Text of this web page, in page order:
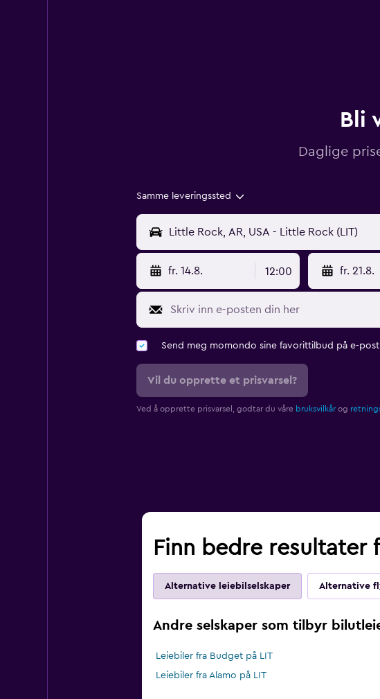
Bli
Daglige
Samme leveringssted
fr. 14.8. 12:00 fr. 21.8.
Send meg momondo sine favorittilbud på e-post
Vil du opprette et prisvarsel?
Ved å opprette prisvarsel, godtar du våre bruksvilkårog
Finn bedre
Alternative leiebilselskaper Alternative
Andre selskaper som tilbyr
Leiebiler fra Budget på LIT
Leiebiler fra Alamo på LIT